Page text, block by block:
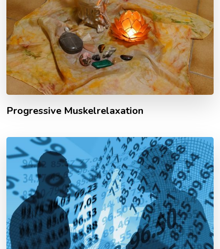
Progressive Muskelrelaxation